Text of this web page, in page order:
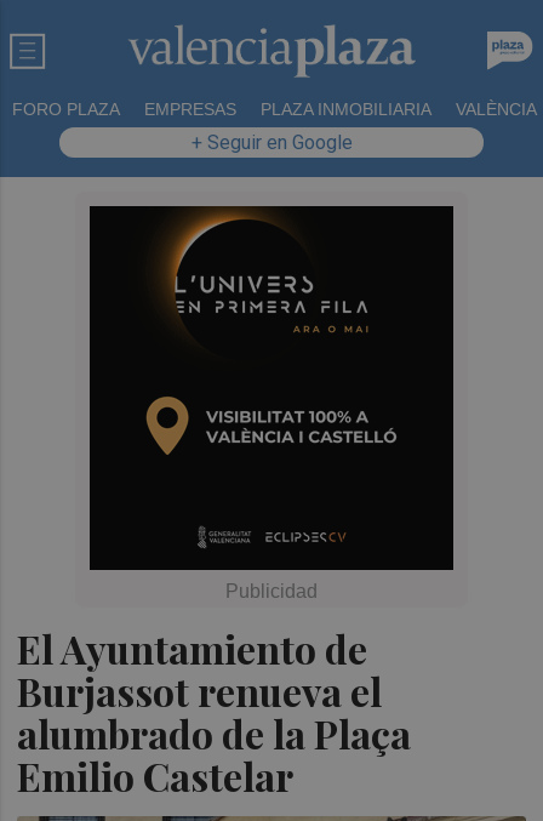
FORO PLAZA EMPRESAS PLAZA INMOBILIARIA VALÈNCIA
+ Seguir en Google
El Ayuntamiento de
Burjassot renueva el
alumbrado de la Plaça
Emilio Castelar